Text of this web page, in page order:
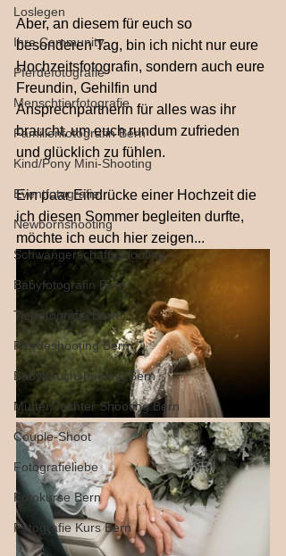
Loslegen
Ihre Community
Pferdefotografie
Menschtierfotografie
Familienfotografin Bern
Kind/Pony Mini-Shooting
Eventfotografie
Newbornshooting
Schwangerschaftsshooting
Babyfotografin Bern
Tierfotografie Bern
Pferdeshooting Bern
Babybauchshooting Bern
Mutter/Tochter Shooting Bern
Couple-Shoot
Fotografieliebe
Fotokurse Bern
Fotografie Kurs Bern
Aber, an diesem für euch so
besonderen Tag, bin ich nicht nur eure
Hochzeitsfotografin, sondern auch eure
Freundin, Gehilfin und
Ansprechpartnerin für alles was ihr
braucht, um euch rundum zufrieden
und glücklich zu fühlen.
Ein paar Eindrücke einer Hochzeit die
ich diesen Sommer begleiten durfte,
möchte ich euch hier zeigen...